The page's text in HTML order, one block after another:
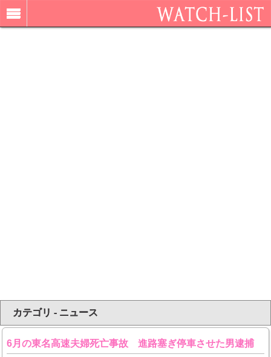
カテゴリ - ニュース
6月の東名高速夫婦死亡事故 進路塞ぎ停車させた男逮捕